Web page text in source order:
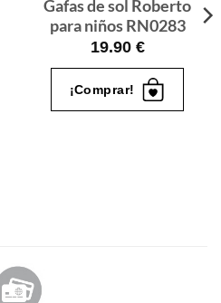
Gafas de sol Roberto
para niños RN0283
19.90 €
¡Comprar!